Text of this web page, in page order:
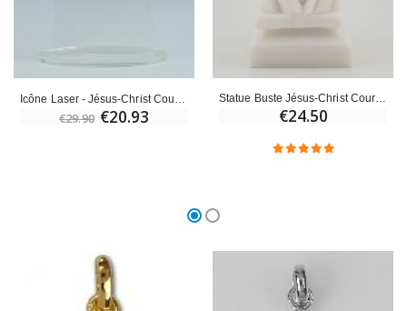
€23.00
€29.90 €20.93
Statue Buste Jésus-Christ Couronné d'épines en Albâtre
€24.50